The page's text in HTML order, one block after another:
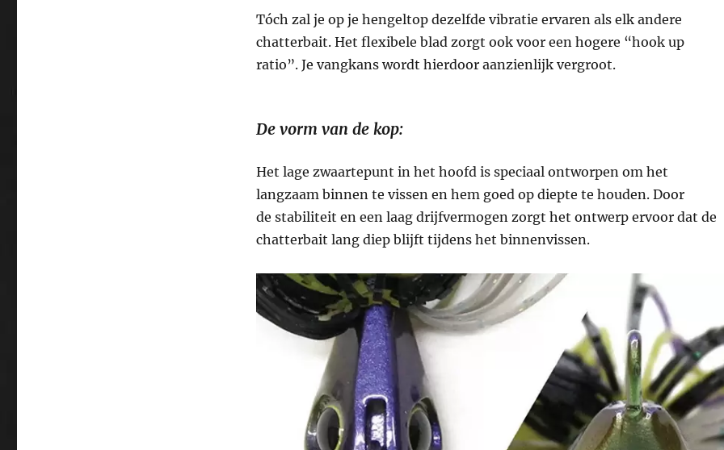
Tóch zal je op je hengeltop dezelfde vibratie ervaren als elk andere
chatterbait. Het flexibele blad zorgt ook voor een hogere “hook up
ratio”. Je vangkans wordt hierdoor aanzienlijk vergroot.
De vorm van de kop:
Het lage zwaartepunt in het hoofd is speciaal ontworpen om het
langzaam binnen te vissen en hem goed op diepte te houden. Door
de stabiliteit en een laag drijfvermogen zorgt het ontwerp ervoor dat de
chatterbait lang diep blijft tijdens het binnenvissen.